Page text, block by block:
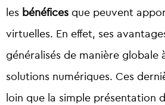
les bénéfices que peuvent
virtuelles. En effet, ses
généralisés de manière globale
solutions numériques. Ces
loin que la simple présentation